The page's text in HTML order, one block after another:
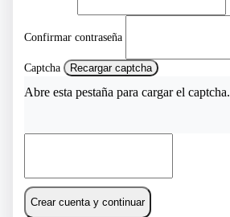
Confirmar contraseña
Captcha Recargar captcha
Abre esta pestaña para cargar el captcha.
Crear cuenta y continuar